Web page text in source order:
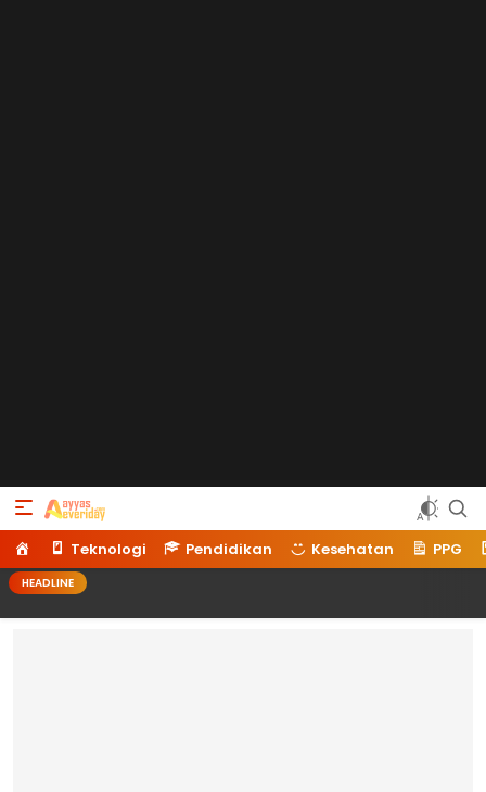
Ayyaseveriday
Beragam Informasi Hari Ini
HomeTeknologi Pendidikan Kesehatan PPG
HEADLINE